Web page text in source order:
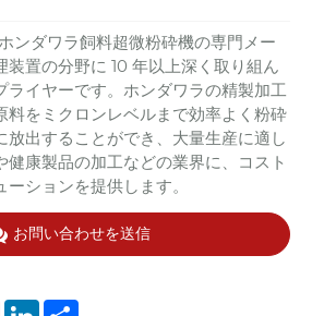
ダワラ飼料超微粉砕機の専門メー
装置の分野に 10 年以上深く取り組ん
ライヤーです。ホンダワラの精製加工
料をミクロンレベルまで効率よく粉砕
放出することができ、大量生産に適し
健康製品の加工などの業界に、コスト
ションを提供します。
お問い合わせを送信
PinterestLinkedIn